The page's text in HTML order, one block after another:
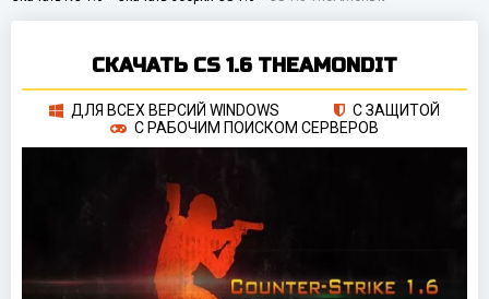
СКАЧАТЬ CS 1.6 THEAMONDIT
ДЛЯ ВСЕХ ВЕРСИЙ WINDOWS
С ЗАЩИТОЙ
С РАБОЧИМ ПОИСКОМ СЕРВЕРОВ